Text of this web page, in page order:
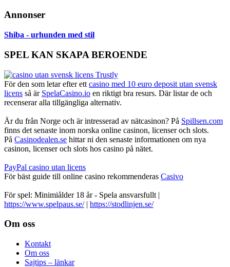
Annonser
Shiba - urhunden med stil
SPEL KAN SKAPA BEROENDE
För den som letar efter ett casino med 10 euro deposit utan svensk
licens så är SpelaCasino.io en riktigt bra resurs. Där listar de och
recenserar alla tillgängliga alternativ.
Är du från Norge och är intresserad av nätcasinon? På Spillsen.com
finns det senaste inom norska online casinon, licenser och slots.
På Casinodealen.se hittar ni den senaste informationen om nya
casinon, licenser och slots hos casino på nätet.
PayPal casino utan licens
För bäst guide till online casino rekommenderas Casivo
För spel: Minimiålder 18 år - Spela ansvarsfullt |
https://www.spelpaus.se/| https://stodlinjen.se/
Footer
Om oss
Kontakt
Om oss
Sajtips – länkar